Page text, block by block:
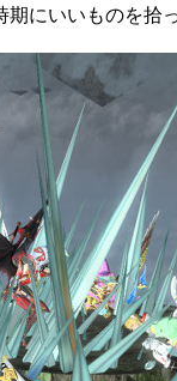
にいいものを拾